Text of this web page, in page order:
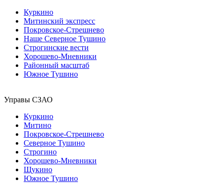
Куркино
Митинский экспресс
Покровское-Стрешнево
Наше Северное Тушино
Строгинские вести
Хорошево-Мневники
Районный масштаб
Южное Тушино
Управы СЗАО
Куркино
Митино
Покровское-Стрешнево
Северное Тушино
Строгино
Хорошево-Мневники
Щукино
Южное Тушино